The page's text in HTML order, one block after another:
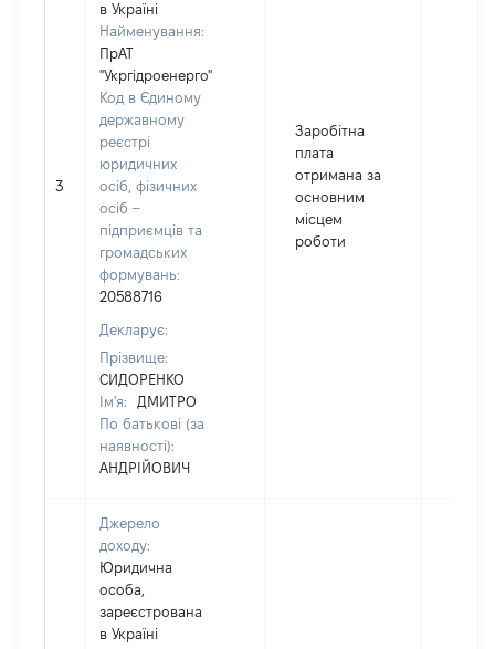
3
в Україні
Найменування:
ПрАТ
"Укргідроенерго"
Код в Єдиному
державному
реєстрі
юридичних
осіб, фізичних
осіб –
підприємців та
громадських
формувань:
20588716
Декларує:
Прізвище:
СИДОРЕНКО
Ім'я:
ДМИТРО
По батькові (за
наявності):
АНДРІЙОВИЧ
Заробітна
плата
отримана за
основним
місцем
роботи
Джерело
доходу:
Юридична
особа,
зареєстрована
в Україні